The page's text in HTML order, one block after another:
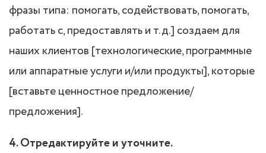
фразы типа: помогать, содействовать, помогать,
работать с, предоставлять и т.д.] создаем для
наших клиентов [технологические, программные
или аппаратные услуги и/или продукты], которые
[вставьте ценностное предложение/
предложения].
4. Отредактируйте и уточните.